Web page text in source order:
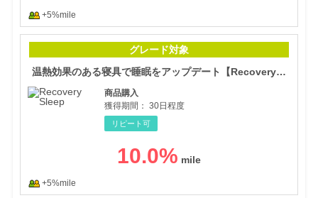
+5%mile
グレード対象
温熱効果のある寝具で睡眠をアップデート【Recovery Sleep】
商品購入
獲得期間： 30日程度
リピート可
10.0%
+5%mile